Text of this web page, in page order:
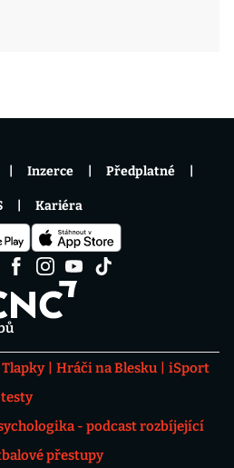
Hráči na Blesku
iSport
- podcast rozbíjející
přestupy
Inzerce Předplatné
Kariéra